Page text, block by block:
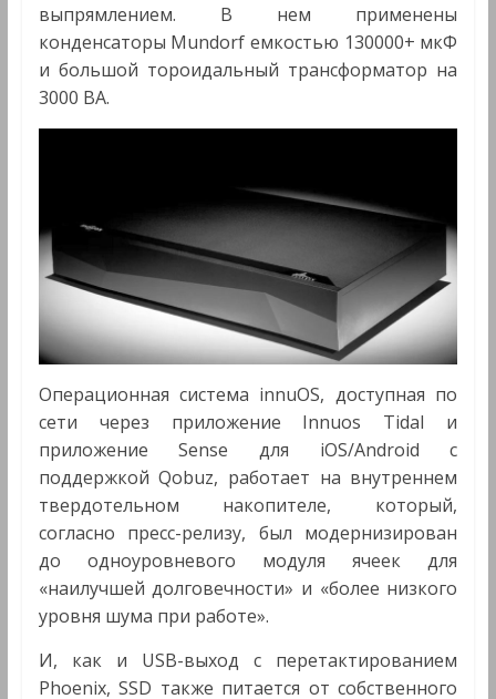
выпрямлением. В нем применены
конденсаторы Mundorf емкостью 130000+ мкФ
и большой тороидальный трансформатор на
3000 ВА.
Операционная система innuOS, доступная по
сети через приложение Innuos Tidal и
приложение Sense для iOS/Android с
поддержкой Qobuz, работает на внутреннем
твердотельном накопителе, который,
согласно пресс-релизу, был модернизирован
до одноуровневого модуля ячеек для
«наилучшей долговечности» и «более низкого
уровня шума при работе».
И, как и USB-выход с перетактированием
Phoenix, SSD также питается от собственного